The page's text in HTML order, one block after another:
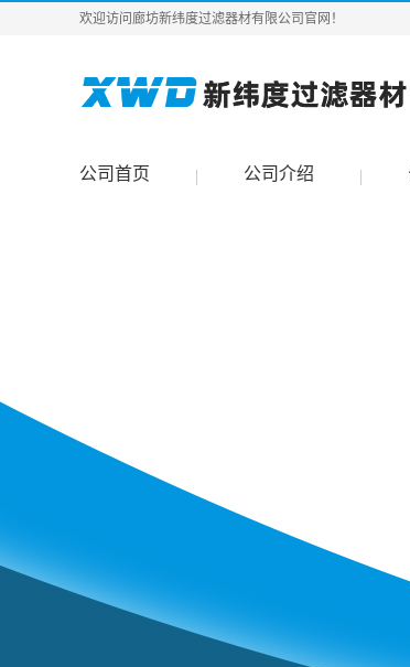
欢迎访问廊坊新纬度过滤器材有限公司官网！
公司首页 公司介绍